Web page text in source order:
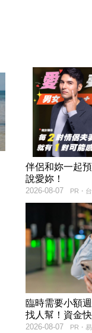
伴侶和妳一起
說愛妳！
PR・
2026-08-07
臨時需要小額
找人幫！資金
PR・
2026-08-07